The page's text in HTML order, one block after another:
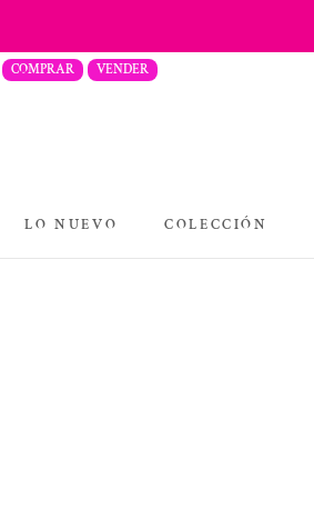
contenido
COMPRAR VENDER
LO NUEVO
COLECCIÓN